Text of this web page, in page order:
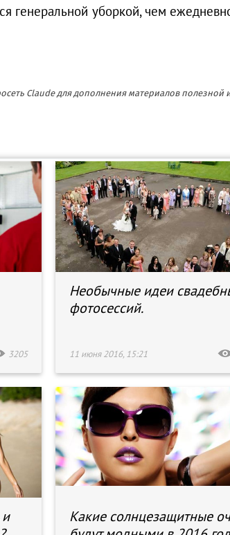
генеральной уборкой, чем
Claude для дополнения материалов
3205
Необычные идеи
фотосессий.
11 июня 2016, 15:21
Какие солнцезащитные